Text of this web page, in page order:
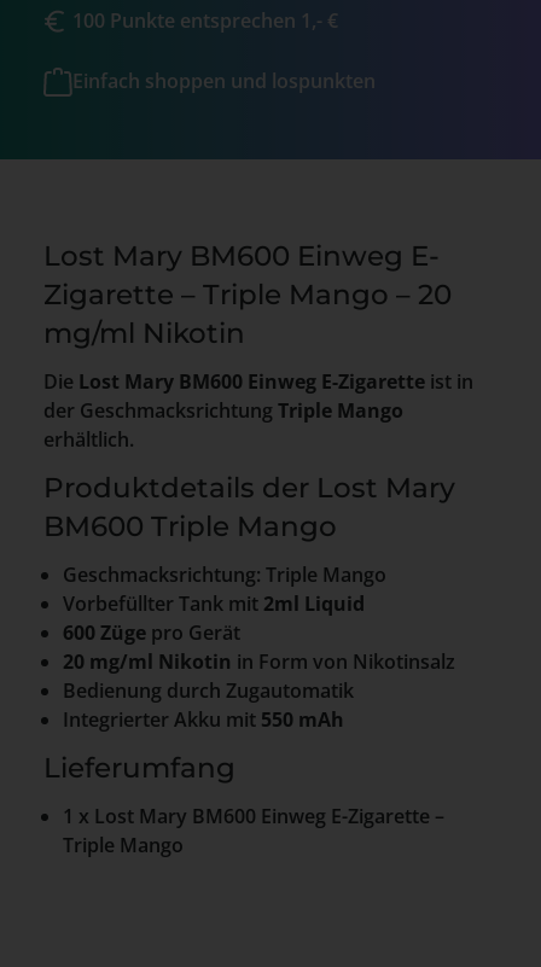
100 Punkte entsprechen 1,- €
Einfach shoppen und lospunkten
Lost Mary BM600 Einweg E-
Zigarette – Triple Mango – 20
mg/ml Nikotin
Die Lost Mary BM600 Einweg E-Zigarette ist in
der Geschmacksrichtung Triple Mango
erhältlich.
Produktdetails der Lost Mary
BM600 Triple Mango
Geschmacksrichtung: Triple Mango
Vorbefüllter Tank mit 2ml Liquid
600 Züge pro Gerät
20 mg/ml Nikotin in Form von Nikotinsalz
Bedienung durch Zugautomatik
Integrierter Akku mit 550 mAh
Lieferumfang
1 x Lost Mary BM600 Einweg E-Zigarette –
Triple Mango